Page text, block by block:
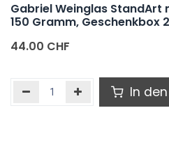
Gabriel Weinglas StandArt
150 Gramm, Geschenkbox
44.00 CHF
In